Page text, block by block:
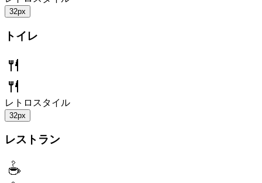
32px
トイレ
レトロスタイル
32px
レストラン